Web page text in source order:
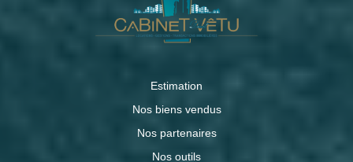
Estimation
Nos biens vendus
Nos partenaires
Nos outils